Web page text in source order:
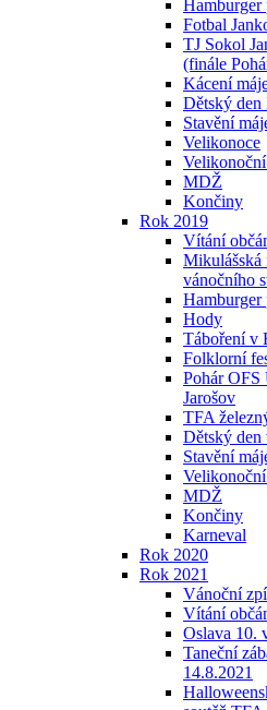
Fotbal
TJ Sokol
(finále
Kácení
Dětský
Stavění
Velikonoce
MDŽ
Končiny
Rok 2019
Vítání
Mikulášská
vánočního
Hamburger
Hody
Táboření v
Folklorní
Pohár OFS
Jarošov
TFA
Dětský den
Stavění
MDŽ
Končiny
Karneval
Rok 2020
Rok 2021
Vánoční
Vítání
Oslava 10.
Taneční
14.8.2021